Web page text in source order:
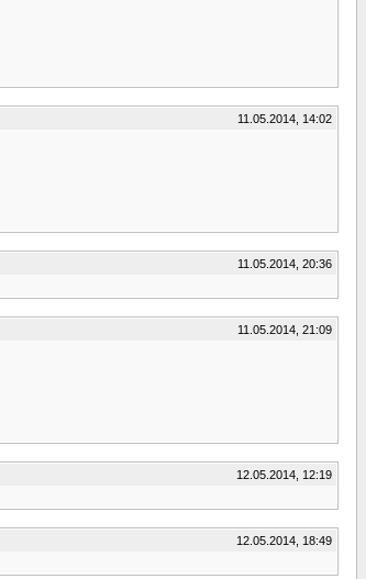
11.05.2014, 14:02
11.05.2014, 20:36
11.05.2014, 21:09
12.05.2014, 12:19
12.05.2014, 18:49